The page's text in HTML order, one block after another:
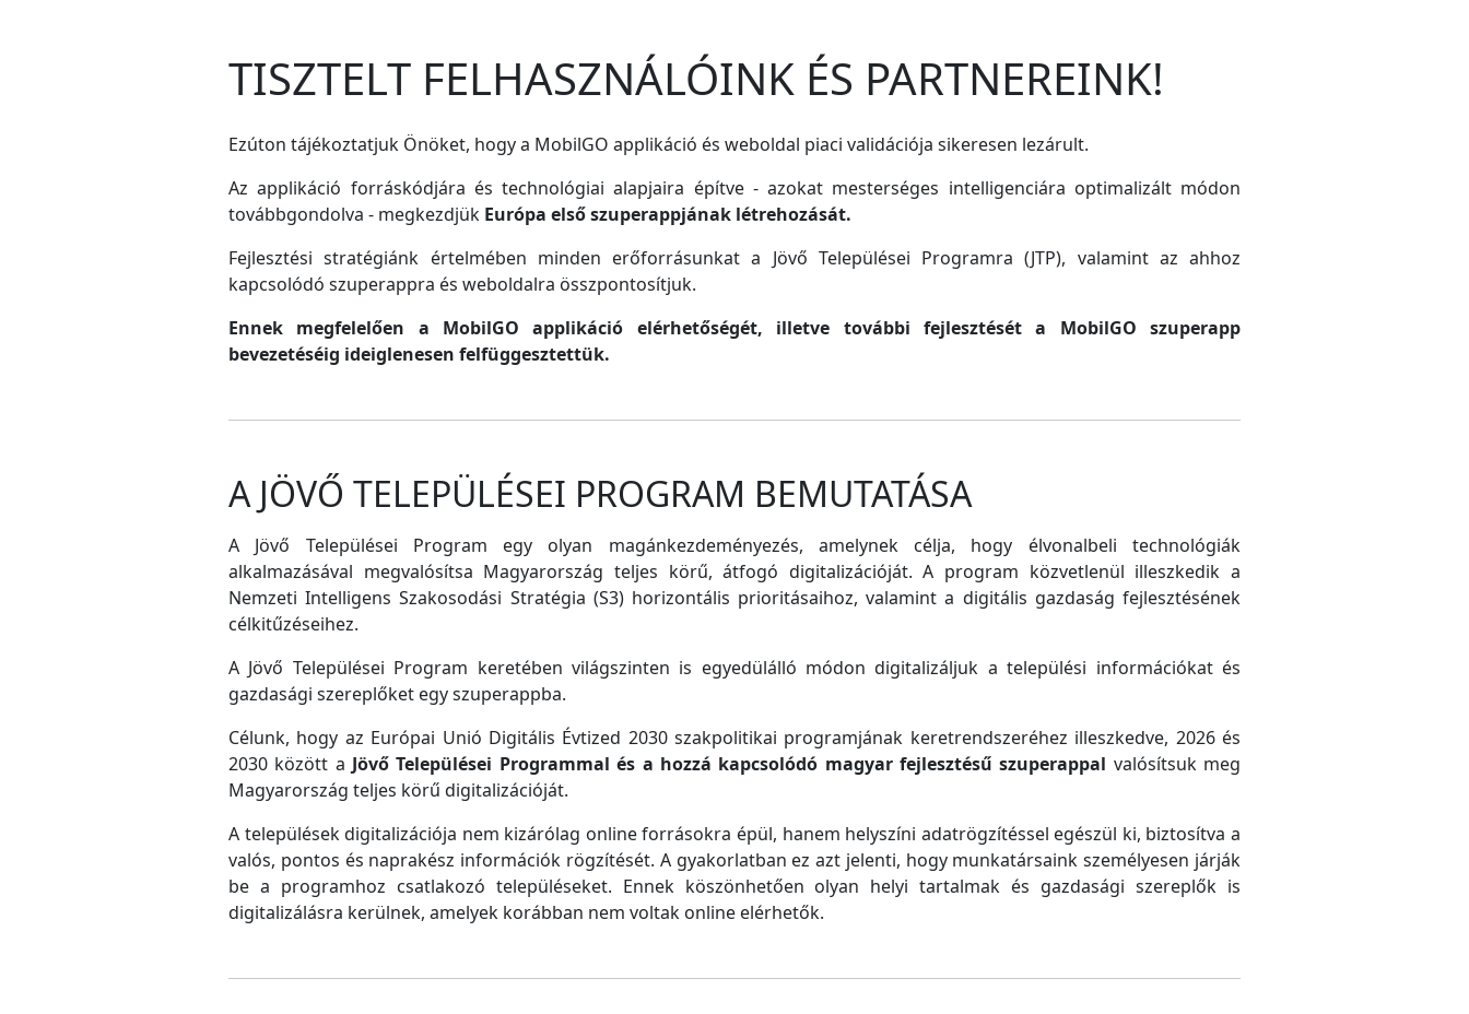
TISZTELT FELHASZNÁLÓINK ÉS PARTNEREINK!
Ezúton tájékoztatjuk Önöket, hogy a MobilGO applikáció és weboldal piaci validációja sikeresen lezárult.
Az applikáció forráskódjára és technológiai alapjaira építve - azokat mesterséges intelligenciára optimalizált módon
továbbgondolva - megkezdjük Európa első szuperappjának létrehozását.
Fejlesztési stratégiánk értelmében minden erőforrásunkat a Jövő Települései Programra (JTP), valamint az ahhoz
kapcsolódó szuperappra és weboldalra összpontosítjuk.
Ennek megfelelően a MobilGO applikáció elérhetőségét, illetve további fejlesztését a MobilGO szuperapp
bevezetéséig ideiglenesen felfüggesztettük.
A JÖVŐ TELEPÜLÉSEI PROGRAM BEMUTATÁSA
A Jövő Települései Program egy olyan magánkezdeményezés, amelynek célja, hogy élvonalbeli technológiák
alkalmazásával megvalósítsa Magyarország teljes körű, átfogó digitalizációját. A program közvetlenül illeszkedik a
Nemzeti Intelligens Szakosodási Stratégia (S3) horizontális prioritásaihoz, valamint a digitális gazdaság fejlesztésének
célkitűzéseihez.
A Jövő Települései Program keretében világszinten is egyedülálló módon digitalizáljuk a települési információkat és
gazdasági szereplőket egy szuperappba.
Célunk, hogy az Európai Unió Digitális Évtized 2030 szakpolitikai programjának keretrendszeréhez illeszkedve, 2026 és
2030 között a Jövő Települései Programmal és a hozzá kapcsolódó magyar fejlesztésű szuperappal valósítsuk meg
Magyarország teljes körű digitalizációját.
A települések digitalizációja nem kizárólag online forrásokra épül, hanem helyszíni adatrögzítéssel egészül ki, biztosítva a
valós, pontos és naprakész információk rögzítését. A gyakorlatban ez azt jelenti, hogy munkatársaink személyesen járják
be a programhoz csatlakozó településeket. Ennek köszönhetően olyan helyi tartalmak és gazdasági szereplők is
digitalizálásra kerülnek, amelyek korábban nem voltak online elérhetők.